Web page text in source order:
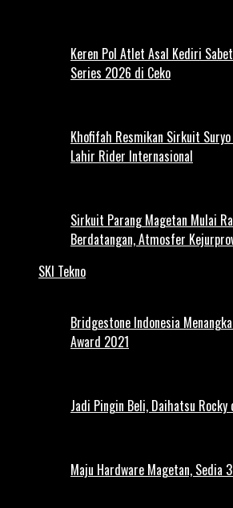
Keren Pol Atlet Asal Kediri
Series 2026 di Ceko
Khofifah Resmikan Sirkuit
Lahir Rider Internasional
Sirkuit Parang Magetan Mulai
Berdatangan, Atmosfer
SKI Tekno
Bridgestone Indonesia
Award 2021
Jadi Pingin Beli, Daihatsu
Maju Hardware Magetan, Sedia